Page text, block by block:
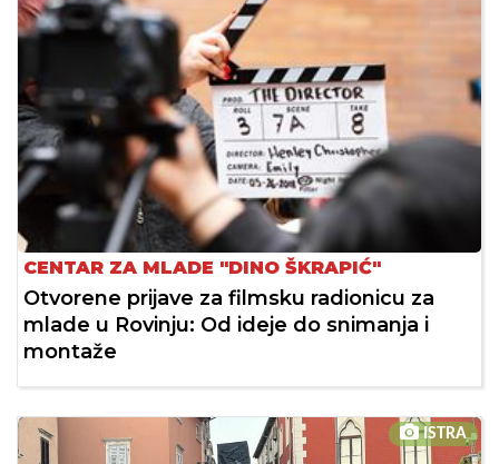
CENTAR ZA MLADE "DINO ŠKRAPIĆ"
Otvorene prijave za filmsku radionicu za
mlade u Rovinju: Od ideje do snimanja i
montaže
ISTRA